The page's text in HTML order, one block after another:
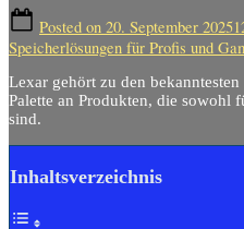
Posted on 20. September 2025
Speicherlösungen für Profis und
Lexar gehört zu den
Palette an Produkten, die sowohl
sind.
Inhaltsverzeichnis